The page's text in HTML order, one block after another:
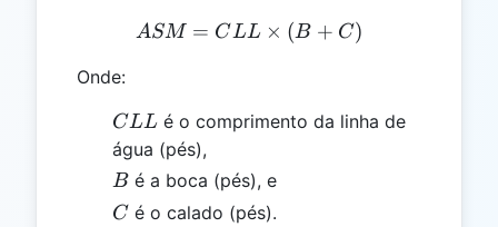
ASM = CLL \times (B +
ASM = CLL × (B + C)
Onde:
CLL
CLL é o comprimento da linha de
água (pés),
B
Bé a boca (pés), e
C
C é o calado (pés).